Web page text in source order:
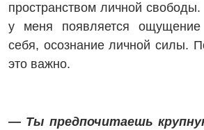
пространством личной
у меня появляется
себя, осознание личной силы.
это важно.
— Ты предпочитаешь